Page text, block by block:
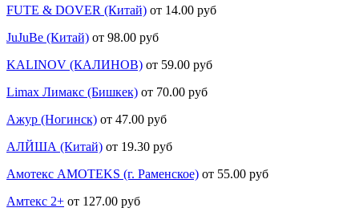
FUTE & DOVER (Китай) от 14.00 руб
JuJuBe (Китай) от 98.00 руб
KALINOV (КАЛИНОВ) от 59.00 руб
Limax Лимакс (Бишкек) от 70.00 руб
Ажур (Ногинск) от 47.00 руб
АЛЙША (Китай) от 19.30 руб
Амотекс AMOTEKS (г. Раменское) от 55.00 руб
Амтекс 2+ от 127.00 руб